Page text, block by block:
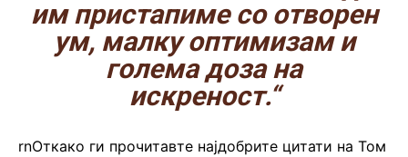
им пристапиме со отворен
ум, малку оптимизам и
голема доза на
искреност.“
rnОткако ги прочитавте најдобрите цитати на Том